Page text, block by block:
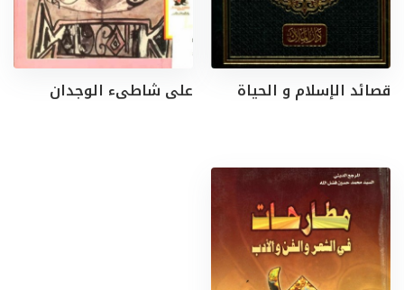
قصائد الإسلام و الحياة على شاطىء الوجدان